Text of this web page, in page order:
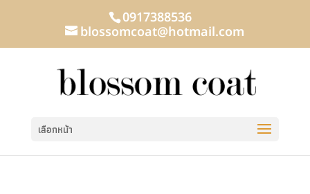
0917388536
blossomcoat@hotmail.com
เลือกหน้า